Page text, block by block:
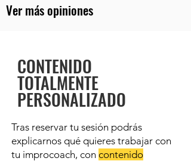
Ver más opiniones
CONTENIDO
TOTALMENTE
PERSONALIZADO
Tras reservar tu sesión podrás
explicarnos qué quieres trabajar con
tu improcoach, con contenido